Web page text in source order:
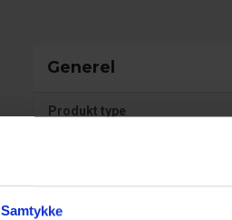
Samtykke
Generel
Produkt type